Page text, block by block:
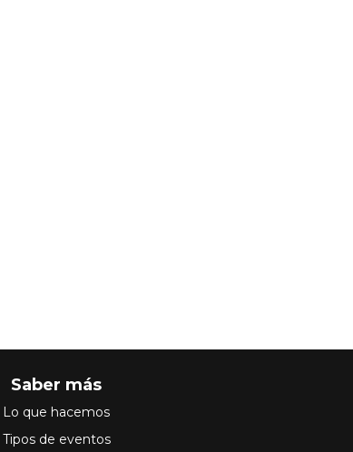
Saber más
Lo que hacemos
Tipos de eventos